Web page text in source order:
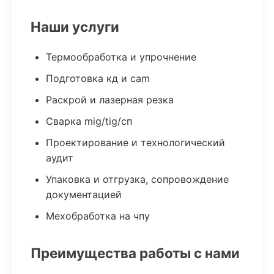
Наши услуги
Термообработка и упрочнение
Подготовка кд и cam
Раскрой и лазерная резка
Сварка mig/tig/сп
Проектирование и технологический
аудит
Упаковка и отгрузка, сопровождение
документацией
Мехобработка на чпу
Преимущества работы с нами